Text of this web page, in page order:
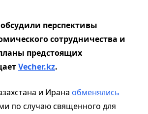
перспективы
сотрудничества и
предстоящих
Vecher.kz.
и Ирана обменялись
по случаю священного для